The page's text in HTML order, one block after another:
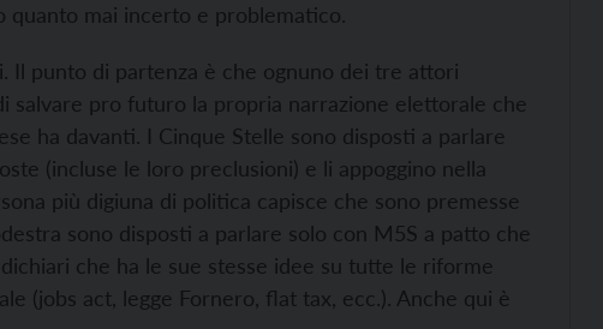
quanto mai incerto e problematico.
Il punto di partenza è che ognuno dei tre attori
salvare pro futuro la propria narrazione elettorale che
ha davanti. I Cinque Stelle sono disposti a parlare
(incluse le loro preclusioni) e li appoggino nella
più digiuna di politica capisce che sono premesse
sono disposti a parlare solo con M5S a patto che
che ha le sue stesse idee su tutte le riforme
(jobs act, legge Fornero, flat tax, ecc.). Anche qui è